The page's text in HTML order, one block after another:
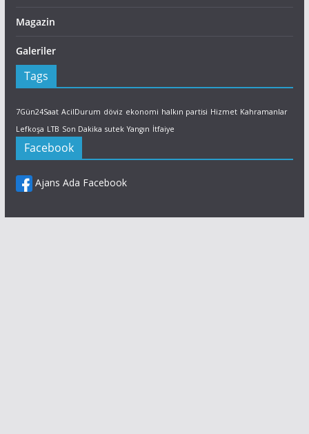
Magazin
Galeriler
Tags
7Gün24Saat AcilDurum döviz ekonomi halkın partisi Hizmet Kahramanlar
Lefkoşa LTB Son Dakika sutek Yangın İtfaiye
Facebook
Ajans Ada Facebook